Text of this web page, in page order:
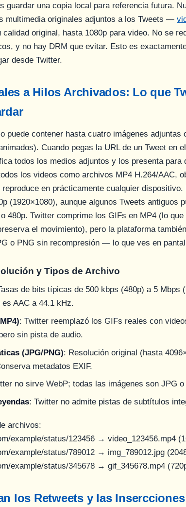
guardar una copia local para referencia futura.
multimedia originales adjuntos a los Tweets —
calidad original, hasta 1080p para video. No se
y no hay DRM que evitar. Esto es
desde Twitter.
a Hilos Archivados: Lo que
puede contener hasta cuatro imágenes adjuntas
Cuando pegas la URL de un Tweet en
todos los medios adjuntos y los presenta para
los videos como archivos MP4 H.264/AAC,
en prácticamente cualquier
(1920×1080), aunque algunos Tweets antiguos
480p. Twitter comprime los GIFs en MP4 (lo
el movimiento), pero la plataforma
o PNG sin recompresión — lo que ves en
y Tipos de Archivo
de bits típicas de 500 kbps (480p) a 5 Mbps
AAC a 44.1 kHz.
: Twitter reemplazó los GIFs reales con
sin pista de audio.
(JPG/PNG): Resolución original (hasta
metadatos EXIF.
no sirve WebP; todas las imágenes son JPG o
: Twitter no admite pistas de subtítulos
archivos:
example/status/123456 → video_123456.mp4
example/status/789012 → img_789012.jpg
example/status/345678 → gif_345678.mp4
los Retweets y las